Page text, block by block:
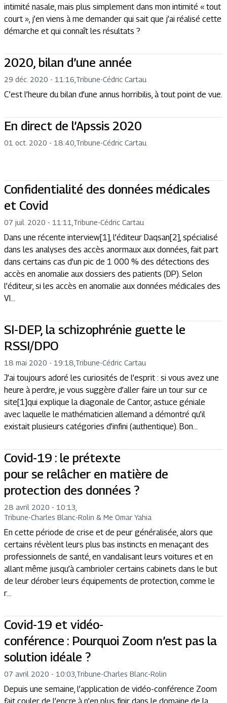
intimité nasale, mais plus simplement dans mon intimité « tout
court », j’en viens à me demander qui sait que j’ai réalisé cette
démarche et qui connaît les résultats ?
2020, bilan d’une année
29 déc. 2020 - 11:16 Tribune-Cédric Cartau
C’est l’heure du bilan d’une annus horribilis, à tout point de vue.
En direct de l’Apssis 2020
01 oct. 2020 - 18:40 Tribune-Cédric Cartau
Confidentialité des données médicales
et Covid
07 juil. 2020 - 11:11 Tribune-Cédric Cartau
Dans une récente interview[1], l’éditeur Daqsan[2], spécialisé
dans les analyses des accès anormaux aux données, fait part
dans certains cas d’un pic de 1 000 % des détections des
accès en anomalie aux dossiers des patients (DP). Selon
l’éditeur, si les accès en anomalie aux données médicales des
VI...
SI-DEP, la schizophrénie guette le
RSSI/DPO
18 mai 2020 - 19:18 Tribune-Cédric Cartau
J’ai toujours adoré les curiosités de l’esprit : si vous avez une
heure à perdre, je vous suggère d’aller faire un tour sur ce
site[1]qui explique la diagonale de Cantor, astuce géniale
avec laquelle le mathématicien allemand a démontré qu’il
existait plusieurs catégories d’infini (authentique). Bon...
Covid-19 : le prétexte
pour se relâcher en matière de
protection des données ?
28 avril 2020 - 10:13
Tribune-Charles Blanc-Rolin & Me Omar Yahia
En cette période de crise et de peur généralisée, alors que
certains révèlent leurs plus bas instincts en menaçant des
professionnels de santé, en vandalisant leurs voitures et en
allant même jusqu’à cambrioler certains cabinets dans le but
de leur dérober leurs équipements de protection, comme le
r...
Covid-19 et vidéo-
conférence : Pourquoi Zoom n’est pas la
solution idéale ?
07 avril 2020 - 10:03 Tribune-Charles Blanc-Rolin
Depuis une semaine, l’application de vidéo-conférence Zoom